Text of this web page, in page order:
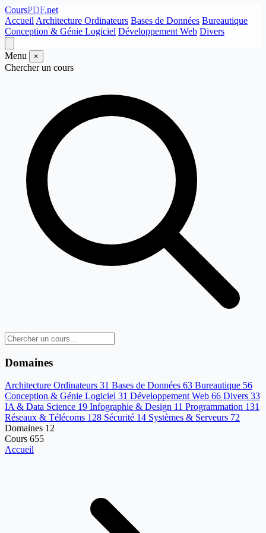
CoursPDF.net
Accueil Architecture Ordinateurs Bases de Données Bureautique
Conception & Génie Logiciel Développement Web Divers
Menu ×
Chercher un cours
Domaines
Architecture Ordinateurs 31 Bases de Données 63 Bureautique 56
Conception & Génie Logiciel 31 Développement Web 66 Divers 33
IA & Data Science 19 Infographie & Design 11 Programmation 131
Réseaux & Télécoms 128 Sécurité 14 Systèmes & Serveurs 72
Domaines 12
Cours 655
Accueil